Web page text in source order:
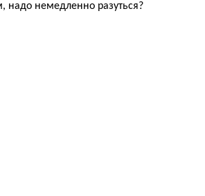
надо немедленно разуться?